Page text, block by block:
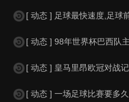
[ 动态 ] 足球最快速度,足球前锋在射门
[ 动态 ] 98年世界杯巴西队主教
[ 动态 ] 皇马里昂欧冠对战记录,皇
[ 动态 ] 一场足球比赛要多